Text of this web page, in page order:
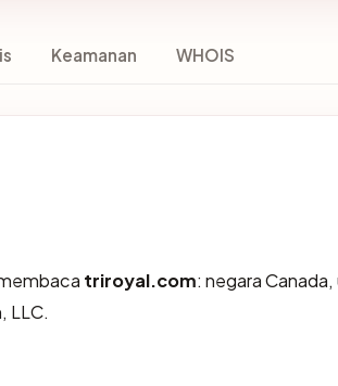
Keamanan WHOIS
triroyal.com: negara
LLC.